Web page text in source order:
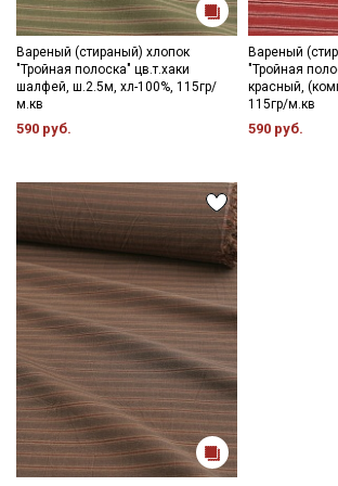
- стирка до 30-40C;
- противопоказано употребление
- сушить в расправленном, подвешенном
пересушивать).
Цветопередача может отличаться от
ткани в зависимости от настроек вашего
Вареный (стираный) хлопок
"Тройная полоска" цв.т.хаки
шалфей, ш.2.5м, хл-100%, 115гр/
м.кв
590 руб.
Вареный
"Тройная
красный,
115гр/м.кв
590 руб.
Секретная рассылка от Купава